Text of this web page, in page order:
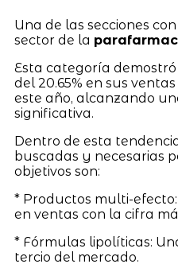
Una de las secciones
sector de la
Esta categoría
del 20.65% en sus
este año, alcanzando
significativa.
Dentro de esta
buscadas y necesarias
objetivos son:
* Productos multi-
en ventas con la cifra
* Fórmulas lipolíticas:
tercio del mercado.